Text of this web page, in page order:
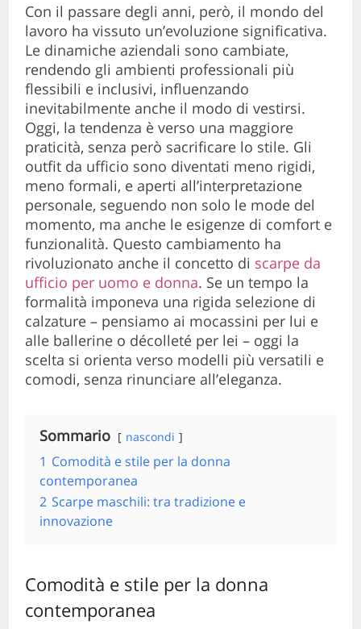
Con il passare degli anni, però, il mondo del
lavoro ha vissuto un’evoluzione significativa.
Le dinamiche aziendali sono cambiate,
rendendo gli ambienti professionali più
flessibili e inclusivi, influenzando
inevitabilmente anche il modo di vestirsi.
Oggi, la tendenza è verso una maggiore
praticità, senza però sacrificare lo stile. Gli
outfit da ufficio sono diventati meno rigidi,
meno formali, e aperti all’interpretazione
personale, seguendo non solo le mode del
momento, ma anche le esigenze di comfort e
funzionalità. Questo cambiamento ha
rivoluzionato anche il concetto di scarpe da
ufficio per uomo e donna. Se un tempo la
formalità imponeva una rigida selezione di
calzature – pensiamo ai mocassini per lui e
alle ballerine o décolleté per lei – oggi la
scelta si orienta verso modelli più versatili e
comodi, senza rinunciare all’eleganza.
Sommario nascondi
1 Comodità e stile per la donna
contemporanea
2 Scarpe maschili: tra tradizione e
innovazione
Comodità e stile per la donna
contemporanea